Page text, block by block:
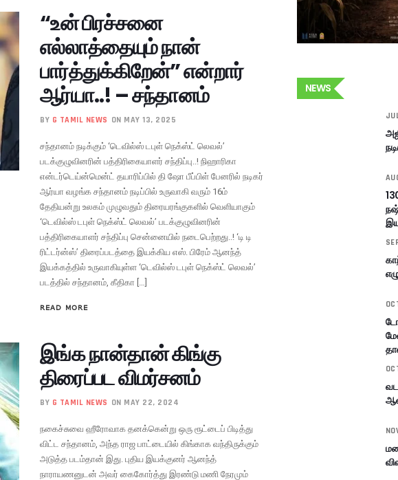
“உன் பிரச்சனை
எல்லாத்தையும் நான்
பார்த்துக்கிறேன்” என்றார்
ஆர்யா..! – சந்தானம்
BY G TAMIL NEWS ON MAY 13, 2025
சந்தானம் நடிக்கும் ‘டெவில்ஸ் டபுள் நெக்ஸ்ட் லெவல்’
படக்குழுவினரின் பத்திரிகையாளர் சந்திப்பு..! நிஹாரிகா
என்டர்டெய்ன்மென்ட் தயாரிப்பில் தி ஷோ பீப்பிள் பேனரில் நடிகர்
ஆர்யா வழங்க சந்தானம் நடிப்பில் உருவாகி வரும் 16ம்
தேதியன்று உலகம் முழுவதும் திரையரங்குகளில் வெளியாகும்
‘டெவில்ஸ் டபுள் நெக்ஸ்ட் லெவல்’ படக்குழுவினரின்
பத்திரிகையாளர் சந்திப்பு சென்னையில் நடைபெற்றது..! ‘டி டி
ரிட்டர்ன்ஸ்’ திரைப்படத்தை இயக்கிய எஸ். பிரேம் ஆனந்த்
இயக்கத்தில் உருவாகியுள்ள ‘டெவில்ஸ் டபுள் நெக்ஸ்ட் லெவல்’
படத்தில் சந்தானம், கீதிகா […]
READ MORE
இங்க நான்தான் கிங்கு
திரைப்பட விமர்சனம்
BY G TAMIL NEWS ON MAY 22, 2024
நகைச்சுவை ஹீரோவாக தனக்கென்று ஒரு ரூட்டைப் பிடித்து
விட்ட சந்தானம், அந்த ராஜ பாட்டையில் கிங்காக வந்திருக்கும்
அடுத்த படம்தான் இது. புதிய இயக்குனர் ஆனந்த்
நாராயணனுடன் அவர் கைகோர்த்து இரண்டு மணி நேரமும்
NEWS